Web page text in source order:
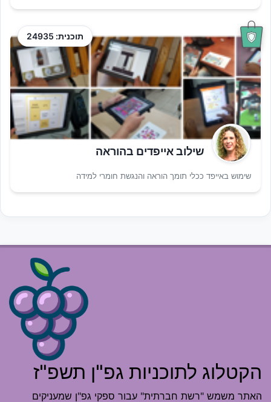
תוכנית: 24935
שילוב אייפדים בהוראה
שימוש באייפד ככלי תומך הוראה והנגשת חומרי למידה
הקטלוג לתוכניות גפ"ן תשפ"ז
האתר משמש "רשת חברתית" עבור ספקי גפ"ן שמעניקים